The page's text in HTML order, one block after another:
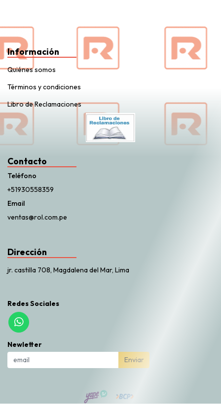
Información
Quiénes somos
Términos y condiciones
Libro de Reclamaciones
Contacto
Teléfono
+51930558359
Email
ventas@rol.com.pe
Dirección
jr. castilla 708, Magdalena del Mar, Lima
Redes Sociales
Newletter
Enviar